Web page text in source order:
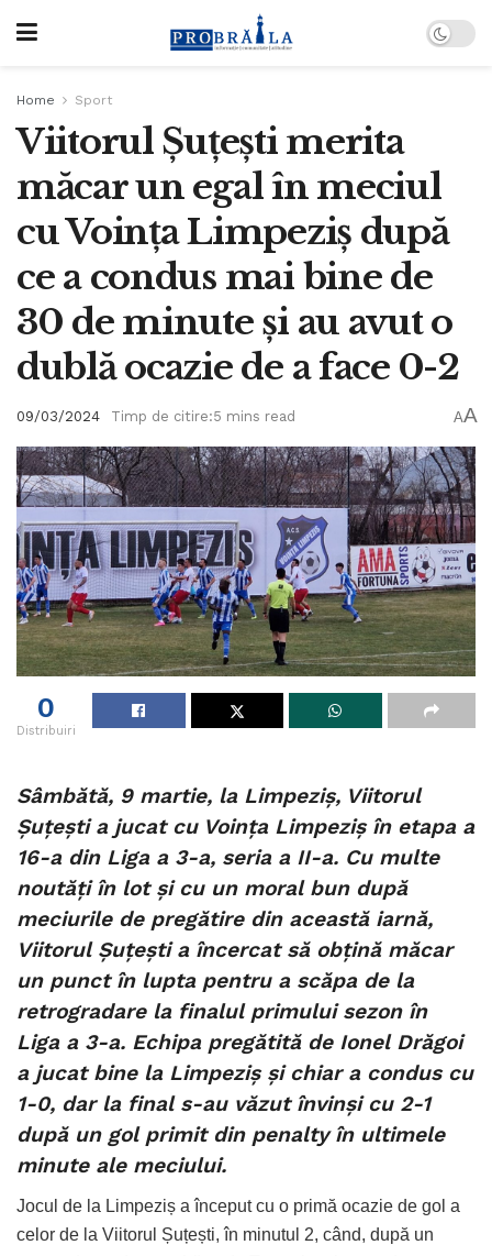
Home Sport
Viitorul Șuțești merita
măcar un egal în meciul
cu Voința Limpeziș după
ce a condus mai bine de
30 de minute și au avut o
dublă ocazie de a face 0-2
09/03/2024 Timp de citire:5 mins read AA
0
Distribuiri
Sâmbătă, 9 martie, la Limpeziș, Viitorul
Șuțești a jucat cu Voința Limpeziș în etapa a
16-a din Liga a 3-a, seria a II-a. Cu multe
noutăți în lot și cu un moral bun după
meciurile de pregătire din această iarnă,
Viitorul Șuțești a încercat să obțină măcar
un punct în lupta pentru a scăpa de la
retrogradare la finalul primului sezon în
Liga a 3-a. Echipa pregătită de Ionel Drăgoi
a jucat bine la Limpeziș și chiar a condus cu
1-0, dar la final s-au văzut învinși cu 2-1
după un gol primit din penalty în ultimele
minute ale meciului.
Jocul de la Limpeziș a început cu o primă ocazie de gol a
celor de la Viitorul Șuțești, în minutul 2, când, după un